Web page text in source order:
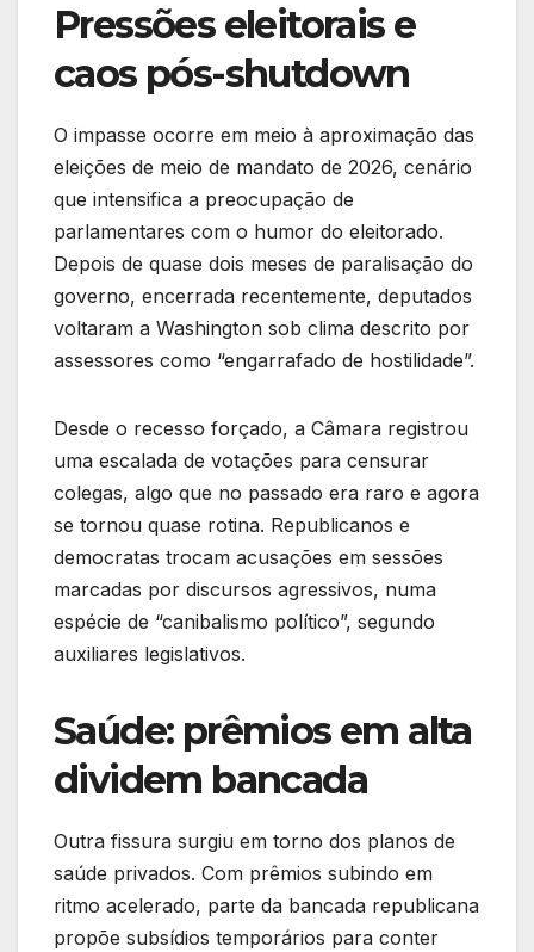
Pressões eleitorais e
caos pós-shutdown
O impasse ocorre em meio à aproximação das
eleições de meio de mandato de 2026, cenário
que intensifica a preocupação de
parlamentares com o humor do eleitorado.
Depois de quase dois meses de paralisação do
governo, encerrada recentemente, deputados
voltaram a Washington sob clima descrito por
assessores como “engarrafado de hostilidade”.
Desde o recesso forçado, a Câmara registrou
uma escalada de votações para censurar
colegas, algo que no passado era raro e agora
se tornou quase rotina. Republicanos e
democratas trocam acusações em sessões
marcadas por discursos agressivos, numa
espécie de “canibalismo político”, segundo
auxiliares legislativos.
Saúde: prêmios em alta
dividem bancada
Outra fissura surgiu em torno dos planos de
saúde privados. Com prêmios subindo em
ritmo acelerado, parte da bancada republicana
propõe subsídios temporários para conter